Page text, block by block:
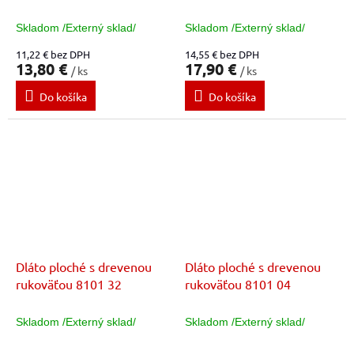
Skladom /Externý sklad/
11,22 € bez DPH
13,80 € / ks
Do košíka
Skladom /Externý sklad/
14,55 € bez DPH
17,90 € / ks
Do košíka
Dláto ploché s drevenou
rukoväťou 8101 32
Skladom /Externý sklad/
Dláto ploché s drevenou
rukoväťou 8101 04
Skladom /Externý sklad/